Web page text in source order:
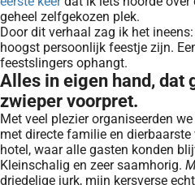
geheel zelfgekozen plek.
Door dit verhaal zag ik het
hoogst persoonlijk feestje zijn.
feestslingers ophangt.
Alles in eigen hand, dat
zwieper voorpret.
Met veel plezier organiseerden
met directe familie en
hotel, waar alle gasten konden
Kleinschalig en zeer saamhorig.
driedelige jurk, mijn kersverse